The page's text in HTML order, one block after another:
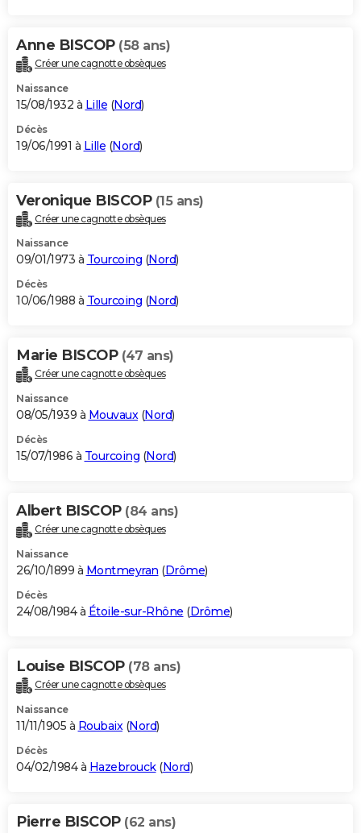
Anne BISCOP (58 ans)
Créer une cagnotte obsèques
Naissance
15/08/1932 à Lille (Nord)
Décès
19/06/1991 à Lille (Nord)
Veronique BISCOP (15 ans)
Créer une cagnotte obsèques
Naissance
09/01/1973 à Tourcoing (Nord)
Décès
10/06/1988 à Tourcoing (Nord)
Marie BISCOP (47 ans)
Créer une cagnotte obsèques
Naissance
08/05/1939 à Mouvaux(Nord)
Décès
15/07/1986 à Tourcoing (Nord)
Albert BISCOP (84 ans)
Créer une cagnotte obsèques
Naissance
26/10/1899 à Montmeyran (Drôme)
Décès
24/08/1984 à Étoile-sur-Rhône (Drôme)
Louise BISCOP (78 ans)
Créer une cagnotte obsèques
Naissance
11/11/1905 à Roubaix(Nord)
Décès
04/02/1984 à Hazebrouck(Nord)
Pierre BISCOP (62 ans)